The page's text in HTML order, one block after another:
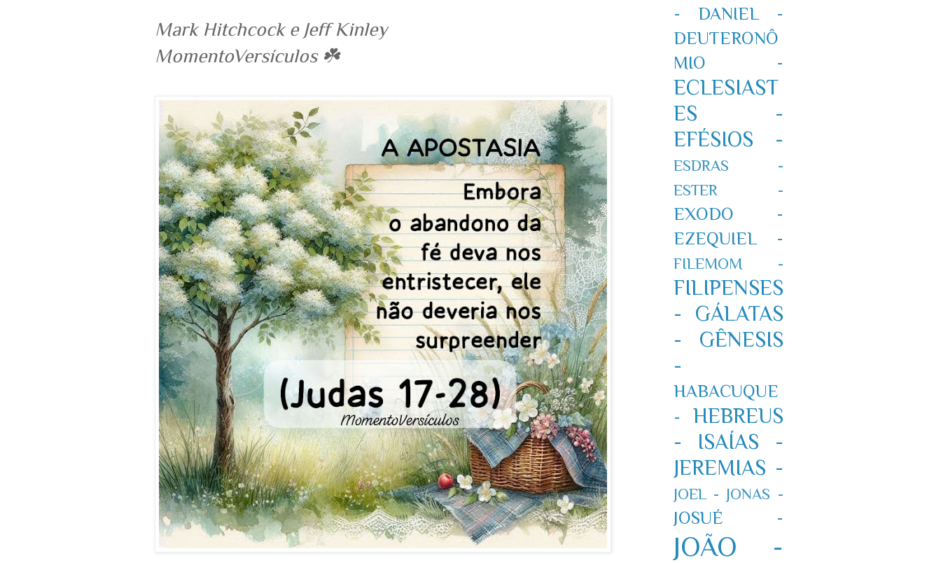
Mark Hitchcock e Jeff Kinley
MomentoVersículos ☘️
-
DANIEL -
DEUTERONÔ
MIO -
ECLESIAST
ES -
EFÉSIOS -
ESDRAS -
ESTER -
EXODO -
EZEQUIEL -
FILEMOM -
FILIPENSES
-
GÁLATAS
-
GÊNESIS
-
HABACUQUE
-
HEBREUS
-
ISAÍAS -
JEREMIAS -
JOEL - JONAS -
JOSUÉ -
JOÃO -